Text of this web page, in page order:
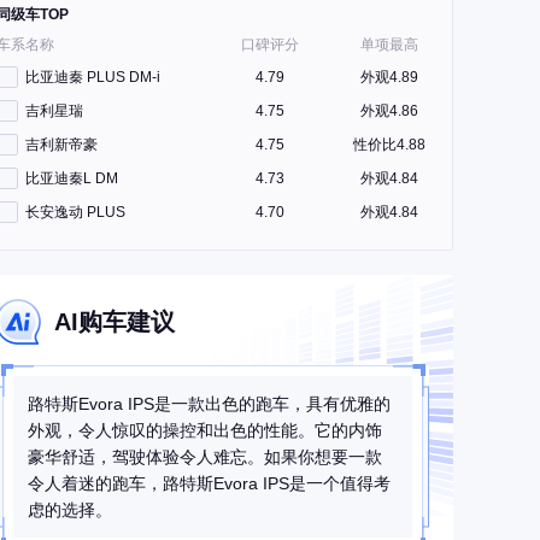
级车TOP
系名称
口碑评分
单项最高
比亚迪秦 PLUS DM-i
4.79
外观4.89
吉利星瑞
4.75
外观4.86
吉利新帝豪
4.75
性价比4.88
比亚迪秦L DM
4.73
外观4.84
长安逸动 PLUS
4.70 外观4.84
AI购车建议
路特斯Evora IPS是一款出色的跑车，具有优雅的
外观，令人惊叹的操控和出色的性能。它的内饰
豪华舒适，驾驶体验令人难忘。如果你想要一款
令人着迷的跑车，路特斯Evora IPS是一个值得考
虑的选择。